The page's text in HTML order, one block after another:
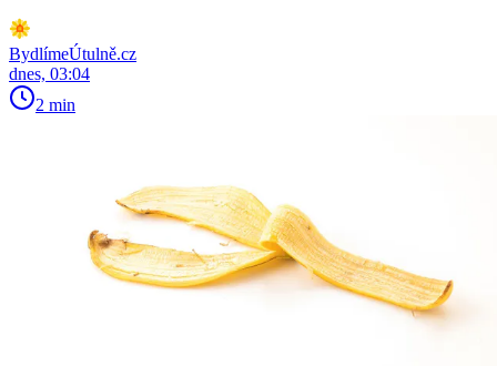
BydlímeÚtulně.cz
dnes, 03:04
2 min